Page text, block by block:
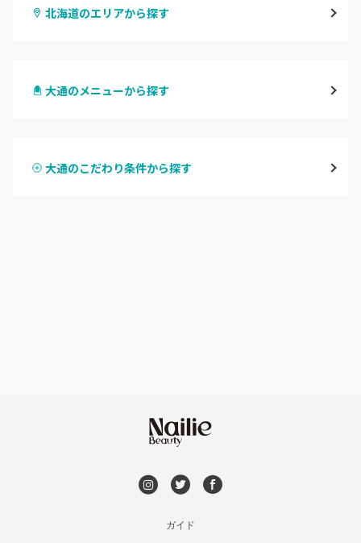
北海道のエリアから探す
北区・東区
大通のメニューから探す
ハンドスカルプ
大通のこだわり条件から探す
ガイド